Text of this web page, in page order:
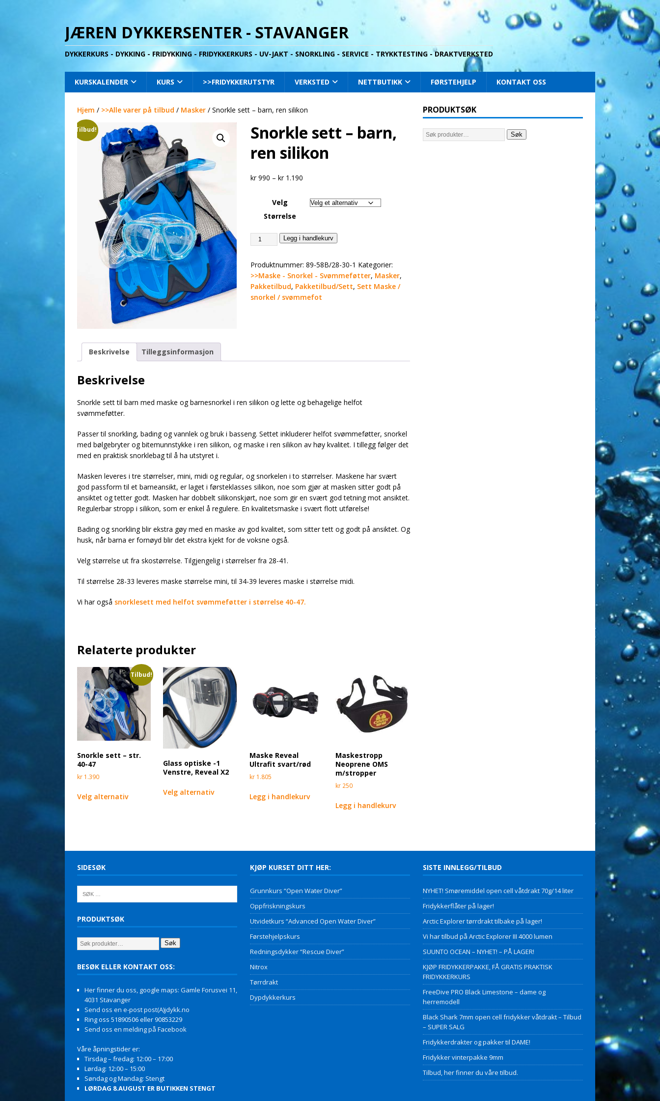
JÆREN DYKKERSENTER - STAVANGER
DYKKERKURS - DYKKING - FRIDYKKING - FRIDYKKERKURS - UV-JAKT - SNORKLING - SERVICE - TRYKKTESTING - DRAKTVERKSTED
KURSKALENDER KURS >>FRIDYKKERUTSTYR VERKSTED NETTBUTIKK FØRSTEHJELP KONTAKT OSS
Hjem / >>Alle varer på tilbud / Masker / Snorkle sett – barn, ren silikon
Tilbud!
Snorkle sett – barn,
ren silikon
kr990 – kr1.190
Velg
Størrelse
Legg i handlekurv
Produktnummer: 89-58B/28-30-1 Kategorier:
>>Maske - Snorkel - Svømmeføtter, Masker,
Pakketilbud, Pakketilbud/Sett, Sett Maske /
snorkel / svømmefot
Beskrivelse Tilleggsinformasjon
Beskrivelse
Snorkle sett til barn med maske og barnesnorkel i ren silikon og lette og behagelige helfot
svømmeføtter.
Passer til snorkling, bading og vannlek og bruk i basseng. Settet inkluderer helfot svømmeføtter, snorkel
med bølgebryter og bitemunnstykke i ren silikon, og maske i ren silikon av høy kvalitet. I tillegg følger det
med en praktisk snorklebag til å ha utstyret i.
Masken leveres i tre størrelser, mini, midi og regular, og snorkelen i to størrelser. Maskene har svært
god passform til et barneansikt, er laget i førsteklasses silikon, noe som gjør at masken sitter godt på
ansiktet og tetter godt. Masken har dobbelt silikonskjørt, noe som gir en svært god tetning mot ansiktet.
Regulerbar stropp i silikon, som er enkel å regulere. En kvalitetsmaske i svært flott utførelse!
Bading og snorkling blir ekstra gøy med en maske av god kvalitet, som sitter tett og godt på ansiktet. Og
husk, når barna er fornøyd blir det ekstra kjekt for de voksne også.
Velg størrelse ut fra skostørrelse. Tilgjengelig i størrelser fra 28-41.
Til størrelse 28-33 leveres maske størrelse mini, til 34-39 leveres maske i størrelse midi.
Vi har også snorklesett med helfot svømmeføtter i størrelse 40-47.
Relaterte produkter
Tilbud!
Snorkle sett – str.
40-47
kr 1.390
Velg alternativ
Glass optiske -1
Venstre, Reveal X2
Velg alternativ
Maske Reveal
Ultrafit svart/rød
kr1.805
Legg i handlekurv
Maskestropp
Neoprene OMS
m/stropper
kr250
Legg i handlekurv
PRODUKTSØK
Søk
SIDESØK
PRODUKTSØK
Søk
BESØK ELLER KONTAKT OSS:
Her finner du oss, google maps: Gamle Forusvei 11,
4031 Stavanger
Send oss en e-post post(A)jdykk.no
Ring oss 51890506 eller 90853229
Send oss en melding på Facebook
Våre åpningstider er:
Tirsdag – fredag: 12:00 – 17:00
Lørdag: 12:00 – 15:00
Søndag og Mandag: Stengt
LØRDAG 8.AUGUST ER BUTIKKEN STENGT
KJØP KURSET DITT HER:
Grunnkurs “Open Water Diver”
Oppfriskningskurs
Utvidetkurs “Advanced Open Water Diver”
Førstehjelpskurs
Redningsdykker “Rescue Diver”
Nitrox
Tørrdrakt
Dypdykkerkurs
SISTE INNLEGG/TILBUD
NYHET! Smøremiddel open cell våtdrakt 70g/14 liter
Fridykkerflåter på lager!
Arctic Explorer tørrdrakt tilbake på lager!
Vi har tilbud på Arctic Explorer III 4000 lumen
SUUNTO OCEAN – NYHET! – PÅ LAGER!
KJØP FRIDYKKERPAKKE, FÅ GRATIS PRAKTISK
FRIDYKKERKURS
FreeDive PRO Black Limestone – dame og
herremodell
Black Shark 7mm open cell fridykker våtdrakt – Tilbud
– SUPER SALG
Fridykkerdrakter og pakker til DAME!
Fridykker vinterpakke 9mm
Tilbud, her finner du våre tilbud.